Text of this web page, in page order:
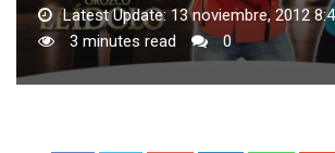
Latest Update: 13 noviembre, 2012
3 minutes read
0